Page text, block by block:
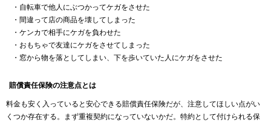
・自転車で他人にぶつかってケガをさせた
・間違って店の商品を壊してしまった
・ケンカで相手にケガを負わせた
・おもちゃで友達にケガをさせてしまった
・窓から物を落としてしまい、下を歩いていた人にケガをさせた
賠償責任保険の注意点とは
料金も安く入っていると安心できる賠償責任保険だが、注意してほしい点がい
くつか存在する。まず重複契約になっていないかだ。特約として付けられる保